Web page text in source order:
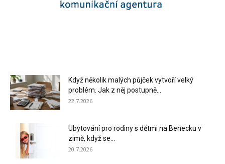
Když několik malých půjček vytvoří velký
problém. Jak z něj postupně...
22.7.2026
Ubytování pro rodiny s dětmi na Benecku v
zimě, když se...
20.7.2026